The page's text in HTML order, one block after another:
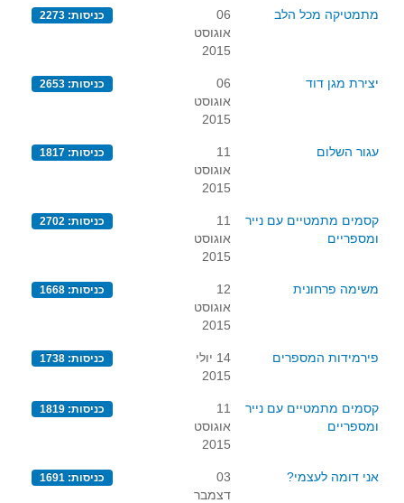
מתמטיקה מכל הלב
06
אוגוסט
2015
כניסות: 2273
יצירת מגן דוד
06
אוגוסט
2015
כניסות: 2653
עגור השלום
11
אוגוסט
2015
כניסות: 1817
קסמים מתמטיים עם נייר
ומספריים
11
אוגוסט
2015
כניסות: 2702
משימה פרחונית
12
אוגוסט
2015
כניסות: 1668
פירמידות המספרים
14 יולי
2015
כניסות: 1738
קסמים מתמטיים עם נייר
ומספריים
11
אוגוסט
2015
כניסות: 1819
אני דומה לעצמי?
03
דצמבר
כניסות: 1691